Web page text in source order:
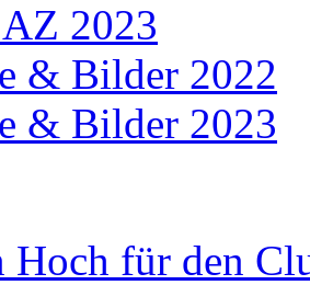
2023
& Bilder 2022
& Bilder 2023
Hoch für den